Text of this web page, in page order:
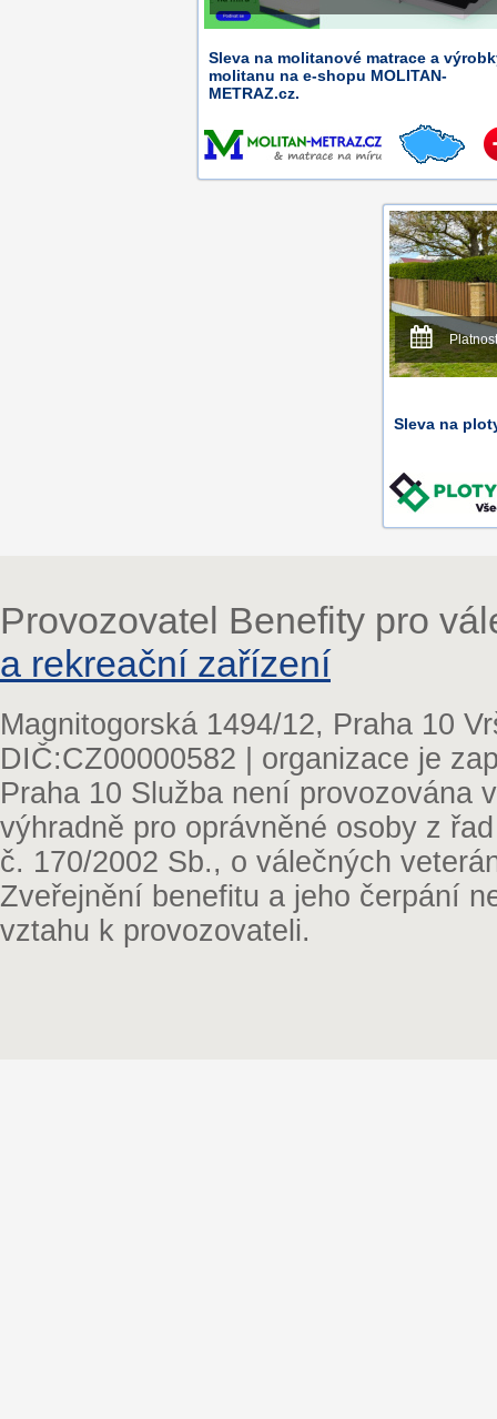
Sleva na molitanové matrace a
molitanu na e-shopu MOLITAN-
METRAZ.cz.
Sleva na
Provozovatel Benefity pro
a rekreační zařízení
Magnitogorská 1494/12, Praha 10
DIČ:CZ00000582 | organizace je
Praha 10 Služba není provozována
výhradně pro oprávněné osoby z
č. 170/2002 Sb., o válečných
Zveřejnění benefitu a jeho čerpání
vztahu k provozovateli.